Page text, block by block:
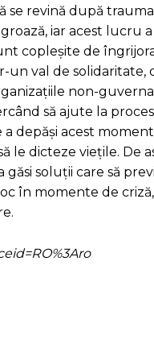
se revină după
iar acest lucru
copleșite de
val de solidaritate,
non-
să ajute la
depăși acest
le dicteze viețile. De
soluții care să
în momente de